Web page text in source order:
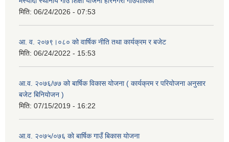
मिति: 06/24/2026 - 07:53
आ. व. २०७९।०८० को वार्षिक नीति तथा कार्यक्रम र बजेट
मिति: 06/24/2022 - 15:53
आ.व. २०७६/७७ को बार्षिक विकास योजना ( कार्यक्रम र परियोजना अनुसार
बजेट बिनियोजन )
मिति: 07/15/2019 - 16:22
आ.व. २०७५/०७६ काे बार्षिक गाउँ बिकास योजना